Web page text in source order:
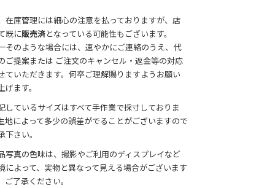
在庫管理には細心の注意を払っておりますが、店
既に販売済となっている可能性もございます。
そのような場合には、速やかにご連絡のうえ、代
ご提案または ご注文のキャンセル・返金等の対応
ていただきます。何卒ご理解賜りますようお願い
げます。
ているサイズはすべて手作業で採寸しておりま
地によって多少の誤差がでることがございますので
下さい。
写真の色味は、撮影やご利用のディスプレイなど
によって、実物と異なって見える場合がございます
ご了承ください。